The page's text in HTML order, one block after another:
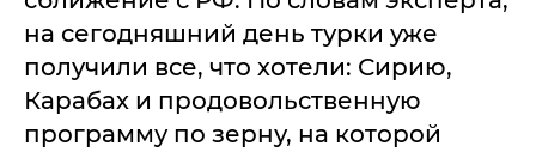
на сегодняшний день турки уже
получили все, что хотели: Сирию,
Карабах и продовольственную
программу по зерну, на которой